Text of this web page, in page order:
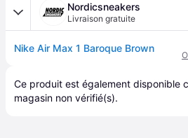
Nordicsneakers
Livraison gratuite
Nike Air Max 1 Baroque Brown
Ce produit est également disponible
magasin non vérifié(s).